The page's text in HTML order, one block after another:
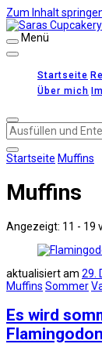
Zum Inhalt
Menü
Startseite
Über mich
Suchst
du
nach
etwas?
Startseite Muffins
Muffins
Angezeigt: 11 - 19
aktualisiert am 29.
Muffins Sommer
Es wird